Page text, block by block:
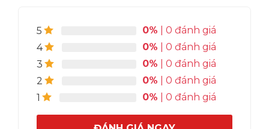
5 0% | 0 đánh giá
4
0% | 0 đánh giá
3
0% | 0 đánh giá
2
0% | 0 đánh giá
1
0% | 0 đánh giá